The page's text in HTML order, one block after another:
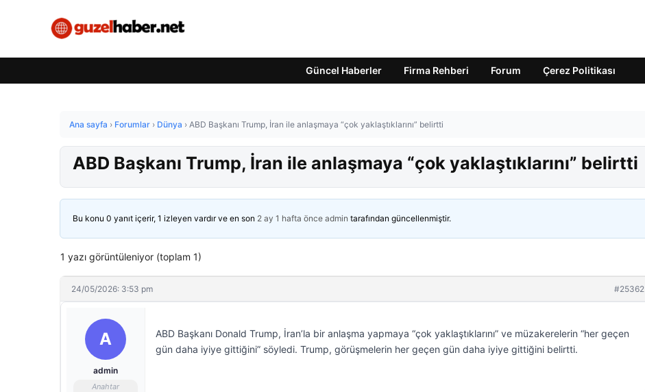
Güncel Haberler Firma Rehberi Forum Çerez Politikası
Ana sayfa › Forumlar › Dünya › ABD Başkanı Trump, İran ile anlaşmaya “çok yaklaştıklarını” belirtti
ABD Başkanı Trump, İran ile anlaşmaya “çok yaklaştıklarını” belirtti
Bu konu 0 yanıt içerir, 1 izleyen vardır ve en son 2 ay 1 hafta önce admin tarafından güncellenmiştir.
1 yazı görüntüleniyor (toplam 1)
24/05/2026: 3:53 pm #25362
A
admin
Anahtar
ABD Başkanı Donald Trump, İran’la bir anlaşma yapmaya “çok yaklaştıklarını” ve müzakerelerin “her geçen
gün daha iyiye gittiğini” söyledi. Trump, görüşmelerin her geçen gün daha iyiye gittiğini belirtti.